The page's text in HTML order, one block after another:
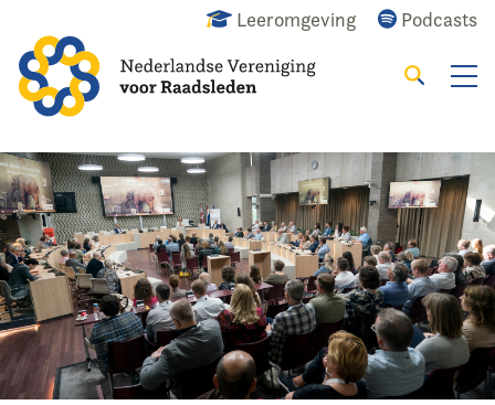
Leeromgeving Podcasts
Alles Nieuws Agenda Raadslid
Zoeken